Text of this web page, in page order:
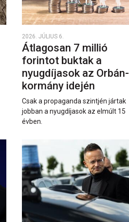
2026. JÚLIUS 6.
Átlagosan 7 millió
forintot buktak a
nyugdíjasok az Orbán-
kormány idején
Csak a propaganda szintjén jártak
jobban a nyugdíjasok az elmúlt 15
évben.